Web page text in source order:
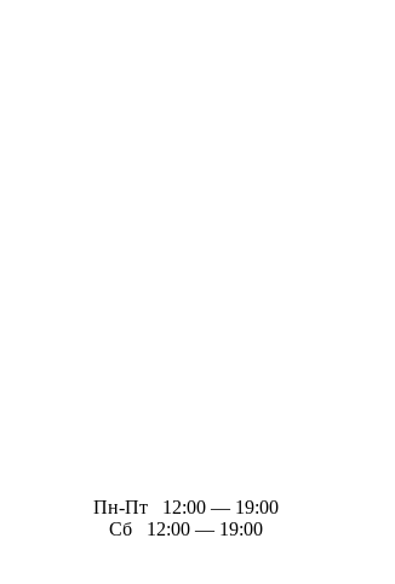
Пн-Пт 12:00 — 19:00
Сб 12:00 — 19:00